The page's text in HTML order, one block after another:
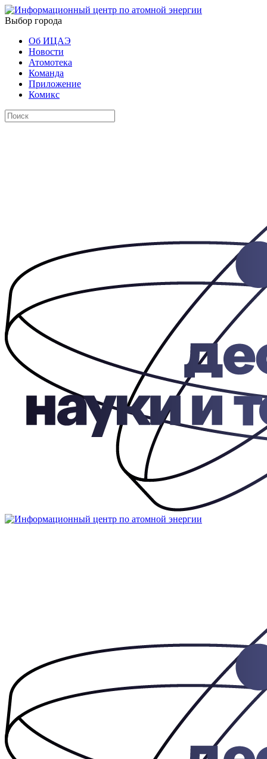
Выбор города
Об ИЦАЭ
Новости
Атомотека
Команда
Приложение
Комикс